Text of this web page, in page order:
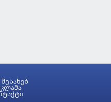
შესახებ